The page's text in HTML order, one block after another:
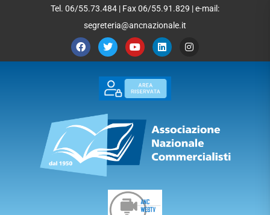
Tel. 06/55.73.484 | Fax 06/55.91.829 | e-mail:
segreteria@ancnazionale.it